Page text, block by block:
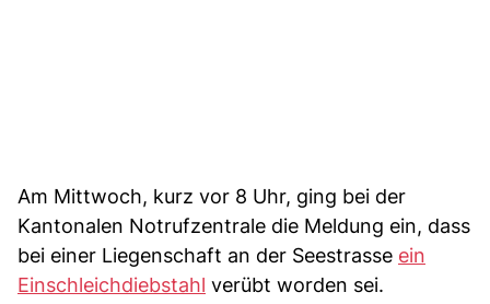
Am Mittwoch, kurz vor 8 Uhr, ging bei der
Kantonalen Notrufzentrale die Meldung ein, dass
bei einer Liegenschaft an der Seestrasse ein
Einschleichdiebstahl verübt worden sei.